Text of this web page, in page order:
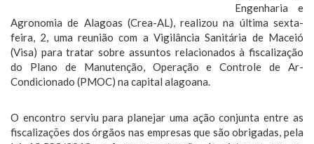
Engenharia e
Agronomia de Alagoas (Crea-AL), realizou na última sexta-
feira, 2, uma reunião com a Vigilância Sanitária de Maceió
(Visa) para tratar sobre assuntos relacionados à fiscalização
do Plano de Manutenção, Operação e Controle de Ar-
Condicionado (PMOC) na capital alagoana.
O encontro serviu para planejar uma ação conjunta entre as
fiscalizações dos órgãos nas empresas que são obrigadas, pela